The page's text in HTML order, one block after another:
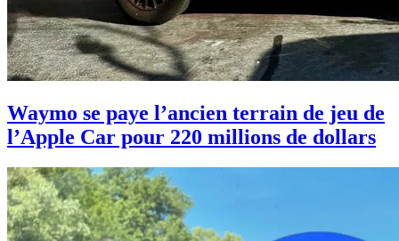
Waymo se paye l’ancien terrain de jeu de
l’Apple Car pour 220 millions de dollars